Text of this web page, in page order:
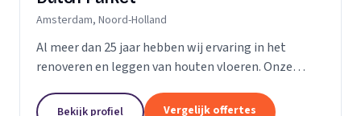
Amsterdam, Noord-Holland
Al meer dan 25 jaar hebben wij ervaring in het
renoveren en leggen van houten vloeren. Onze
jaren leveren. Of het gaat om een nieuwe vloer of
Bekijk profiel Vergelijk offertes